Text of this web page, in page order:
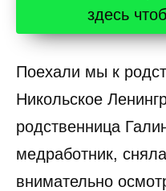
здесь
Поехали мы к
Никольское
родственница
медработник,
внимательно